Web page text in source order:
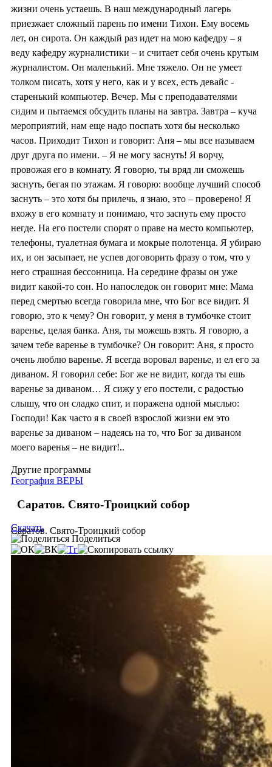
жизни очень устаешь. В наш международный лагерь
приезжает сложный парень по имени Тихон. Ему восемь
лет, он сирота. Он каждый раз идет на мою кафедру – я
веду кафедру журналистики – и считает себя очень крутым
журналистом. Он маленький. Мне тяжело. Он не умеет
толком писать, хотя у него, как и у всех, есть девайс -
старенький компьютер. Вечер. Мы с преподавателями
сидим и пытаемся обсудить планы на завтра. Завтра – куча
мероприятий, нам еще надо поспать хотя бы несколько
часов. Приходит Тихон и говорит: Аня – мы все называем
друг друга по имени. – Я не могу заснуть! Я ворчу,
провожая его в комнату. Я говорю, ты вряд ли сможешь
заснуть, бегая по этажам. Я говорю: вообще лучший способ
заснуть – это хотя бы прилечь, я знаю, это – проверено! Я
вхожу в его комнату и понимаю, что заснуть ему просто
негде. На его постели спорят о праве на место компьютер,
телефоны, туалетная бумага и мокрые полотенца. Я убираю
их, и он засыпает, не успев договорить фразу о том, что у
него страшная бессонница. На середине фразы он уже
видит какой-то сон. Но напоследок он говорит мне: Мама
перед смертью всегда говорила мне, что Бог все видит. Я
говорю, это к чему? Он говорит, у меня в тумбочке стоит
варенье, целая банка. Аня, ты можешь взять. Я говорю, а
зачем тебе варенье в тумбочке? Он говорит: Аня, я просто
очень люблю варенье. Я всегда воровал варенье, и ел его за
диваном. Я говорил себе: Бог же не видит, когда ты ешь
варенье за диваном… Я сижу у его постели, с радостью
слышу, что он сладко спит, и поражена одной мыслью:
Господи! Как часто я в своей взрослой жизни ем это
варенье за диваном – надеясь на то, что Бог за диваном
моего варенья – не видит!..
Другие программы
География ВЕРЫ
Саратов. Свято-Троицкий собор
Саратов. Свято-Троицкий собор
Скачать
Поделиться